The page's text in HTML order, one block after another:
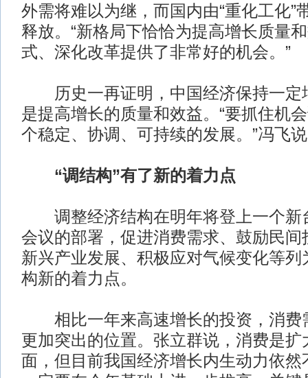
外需将难以为继，而国内由“重化工化”
释放。“新格局下恰恰为提高增长质量
式、深化改革提供了非常好的机会。”
历史一再证明，中国经济保持一定
是提高增长的质量和效益。“要抓住机
个稳定、协调、可持续的发展。”冯飞
“调结构”有了新的着力点
调整经济结构在明年将登上一个新
会议的部署，促进消费需求、鼓励民间
新兴产业发展、积极应对气候变化等列
构新的着力点。
相比一年来高速增长的投资，消费
更加突出的位置。张立群说，消费是扩
面，但目前我国经济增长内生动力依然